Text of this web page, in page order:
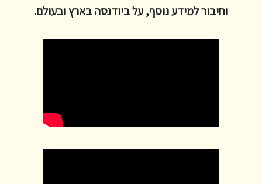
וחיבור למידע נוסף, על ביודנסה בארץ ובעולם.